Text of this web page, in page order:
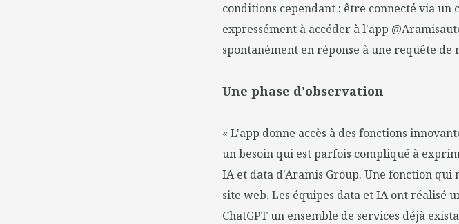
conditions cependant : être connecté via
expressément à accéder à l'app
spontanément en réponse à une requête
Une phase d'observation
« L'app donne accès à des fonctions
un besoin qui est parfois compliqué à
IA et data d'Aramis Group. Une fonction qui
site web. Les équipes data et IA ont réalisé
ChatGPT un ensemble de services déjà